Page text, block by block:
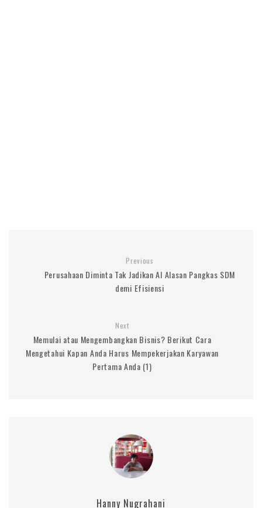
Previous
Perusahaan Diminta Tak Jadikan AI Alasan Pangkas SDM
demi Efisiensi
Next
Memulai atau Mengembangkan Bisnis? Berikut Cara
Mengetahui Kapan Anda Harus Mempekerjakan Karyawan
Pertama Anda (1)
Hanny Nugrahani